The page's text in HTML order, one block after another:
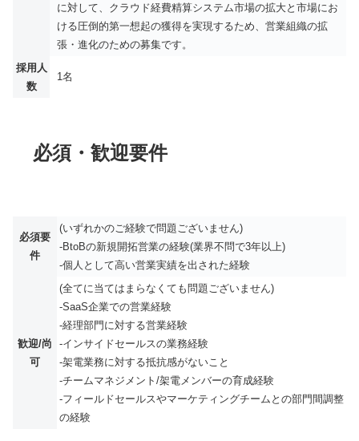
に対して、クラウド経費精算システム市場の拡大と市場にお
ける圧倒的第一想起の獲得を実現するため、営業組織の拡
張・進化のための募集です。
採用人
数
1名
必須・歓迎要件
必須要
件
(いずれかのご経験で問題ございません)
-BtoBの新規開拓営業の経験(業界不問で3年以上)
-個人として高い営業実績を出された経験
歓迎/尚
可
(全てに当てはまらなくても問題ございません)
-SaaS企業での営業経験
-経理部門に対する営業経験
-インサイドセールスの業務経験
-架電業務に対する抵抗感がないこと
-チームマネジメント/架電メンバーの育成経験
-フィールドセールスやマーケティングチームとの部門間調整
の経験